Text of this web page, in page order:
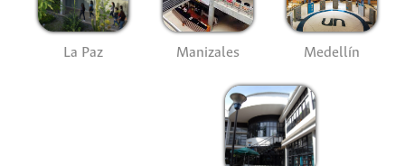
La Paz Manizales Medellín